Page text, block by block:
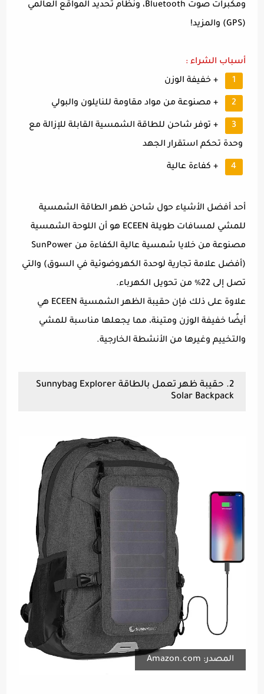
ومكبرات صوت Bluetooth، ونظام تحديد المواقع العالمي
(GPS) والمزيد!
أسباب الشراء :
+ خفيفة الوزن
+ مصنوعة من مواد مقاومة للنايلون والبولي
+ توفر شاحن للطاقة الشمسية القابلة للإزالة مع
وحدة تحكم استقرار الجهد
+ كفاءة عالية
أحد أفضل الأشياء حول شاحن ظهر الطاقة الشمسية
للمشي لمسافات طويلة ECEEN هو أن اللوحة الشمسية
مصنوعة من خلايا شمسية عالية الكفاءة من SunPower
(أفضل علامة تجارية لوحدة الكهروضوئية في السوق) والتي
تصل إلى 22٪ من تحويل الكهرباء.
علاوة على ذلك فإن حقيبة الظهر الشمسية ECEEN هي
أيضًا خفيفة الوزن ومتينة، مما يجعلها مناسبة للمشي
والتخييم وغيرها من الأنشطة الخارجية.
2. حقيبة ظهر تعمل بالطاقة Sunnybag Explorer
Solar Backpack
المصدر: Amazon.com